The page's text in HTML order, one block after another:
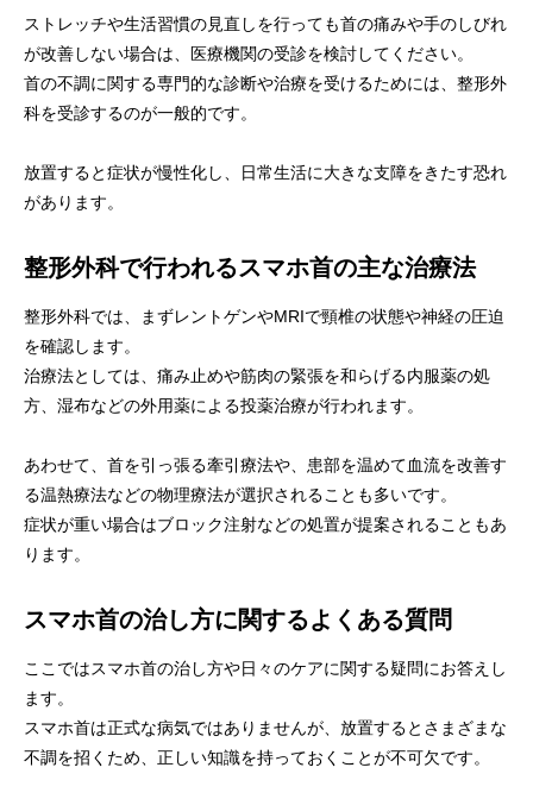
ストレッチや生活習慣の見直しを行っても首の痛みや手のしびれ
が改善しない場合は、医療機関の受診を検討してください。
首の不調に関する専門的な診断や治療を受けるためには、整形外
科を受診するのが一般的です。
放置すると症状が慢性化し、日常生活に大きな支障をきたす恐れ
があります。
整形外科で行われるスマホ首の主な治療法
整形外科では、まずレントゲンやMRIで頸椎の状態や神経の圧迫
を確認します。
治療法としては、痛み止めや筋肉の緊張を和らげる内服薬の処
方、湿布などの外用薬による投薬治療が行われます。
あわせて、首を引っ張る牽引療法や、患部を温めて血流を改善す
る温熱療法などの物理療法が選択されることも多いです。
症状が重い場合はブロック注射などの処置が提案されることもあ
ります。
スマホ首の治し方に関するよくある質問
ここではスマホ首の治し方や日々のケアに関する疑問にお答えし
ます。
スマホ首は正式な病気ではありませんが、放置するとさまざまな
不調を招くため、正しい知識を持っておくことが不可欠です。